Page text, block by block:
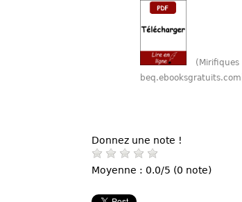
Donnez une note !
Moyenne : 0.0/5 (0 note)